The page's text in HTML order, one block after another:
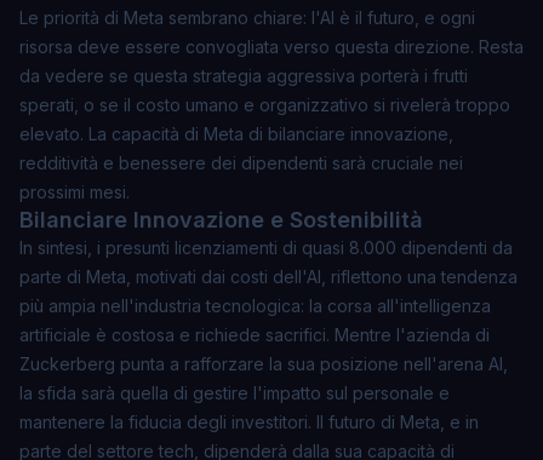
Le priorità di Meta sembrano chiare: l'AI è il futuro, e ogni
risorsa deve essere convogliata verso questa direzione. Resta
da vedere se questa strategia aggressiva porterà i frutti
sperati, o se il costo umano e organizzativo si rivelerà troppo
elevato. La capacità di Meta di bilanciare innovazione,
redditività e benessere dei dipendenti sarà cruciale nei
prossimi mesi.
Bilanciare Innovazione e Sostenibilità
In sintesi, i presunti licenziamenti di quasi 8.000 dipendenti da
parte di Meta, motivati dai costi dell'AI, riflettono una tendenza
più ampia nell'industria tecnologica: la corsa all'intelligenza
artificiale è costosa e richiede sacrifici. Mentre l'azienda di
Zuckerberg punta a rafforzare la sua posizione nell'arena AI,
la sfida sarà quella di gestire l'impatto sul personale e
mantenere la fiducia degli investitori. Il futuro di Meta, e in
parte del settore tech, dipenderà dalla sua capacità di